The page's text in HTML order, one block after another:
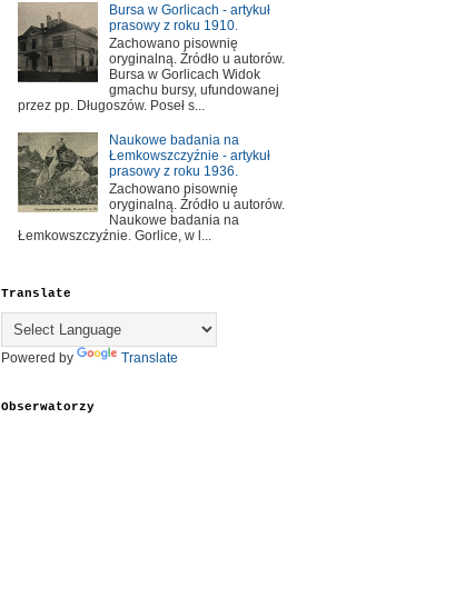
Bursa w Gorlicach - artykuł
prasowy z roku 1910.
Zachowano pisownię
oryginalną. Źródło u autorów.
Bursa w Gorlicach Widok
gmachu bursy, ufundowanej
przez pp. Długoszów. Poseł s...
Naukowe badania na
Łemkowszczyźnie - artykuł
prasowy z roku 1936.
Zachowano pisownię
oryginalną. Źródło u autorów.
Naukowe badania na
Łemkowszczyźnie. Gorlice, w l...
Translate
Powered by Translate
Obserwatorzy